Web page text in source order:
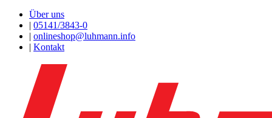
Über uns
| 05141/3843-0
| onlineshop@luhmann.info
| Kontakt